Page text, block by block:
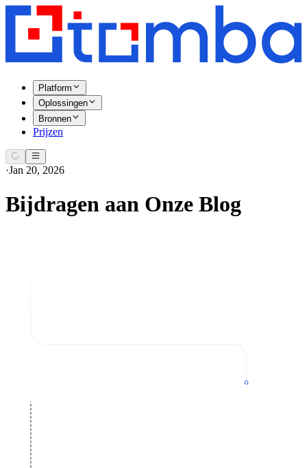
Platform
Oplossingen
Bronnen
Prijzen
·Jan 20, 2026
Bijdragen aan Onze Blog